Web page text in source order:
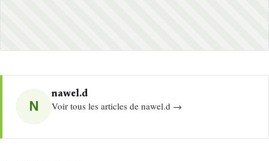
N
nawel.d
Voir tous les articles de nawel.d →